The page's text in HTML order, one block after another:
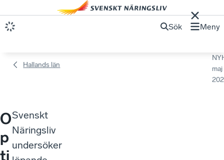
Sök Meny
Hallands län
maj
O
p
ti
Svenskt
Näringsliv
undersöker